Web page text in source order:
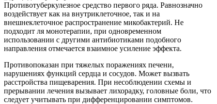
Противотуберкулезное средство первого ряда. Равнозначно
воздействует как на внутриклеточное, так и на
внешнеклеточное распространение микобактерий. Не
подходит ля монотерапии, при одновременном
использовании с другими антибиотиками подобного
направления отмечается взаимное усиление эффекта.
Противопоказан при тяжелых поражениях печени,
нарушениях функций сердца и сосудов. Может вызвать
расстройства пищеварения. При несоблюдении схемы и
прерывании лечения вызывает лихорадку, головные боли, что
следует учитывать при дифференцировании симптомов.